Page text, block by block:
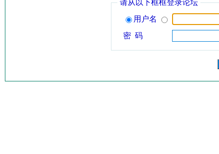
请从以下框框登录论坛
用户名
密 码